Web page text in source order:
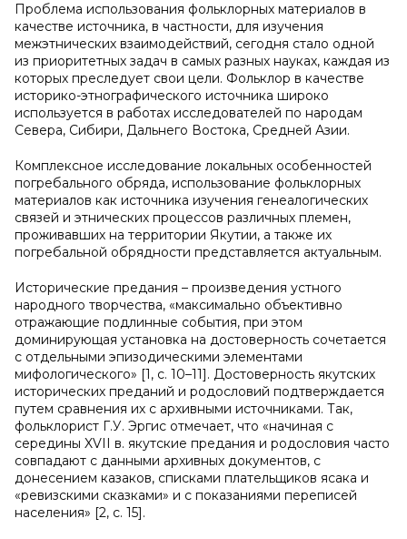
Проблема использования фольклорных материалов в
качестве источника, в частности, для изучения
межэтнических взаимодействий, сегодня стало одной
из приоритетных задач в самых разных науках, каждая из
которых преследует свои цели. Фольклор в качестве
историко-этнографического источника широко
используется в работах исследователей по народам
Севера, Сибири, Дальнего Востока, Средней Азии.
Комплексное исследование локальных особенностей
погребального обряда, использование фольклорных
материалов как источника изучения генеалогических
связей и этнических процессов различных племен,
проживавших на территории Якутии, а также их
погребальной обрядности представляется актуальным.
Исторические предания – произведения устного
народного творчества, «максимально объективно
отражающие подлинные события, при этом
доминирующая установка на достоверность сочетается
с отдельными эпизодическими элементами
мифологического» [1, с. 10–11]. Достоверность якутских
исторических преданий и родословий подтверждается
путем сравнения их с архивными источниками. Так,
фольклорист Г.У. Эргис отмечает, что «начиная с
середины XVII в. якутские предания и родословия часто
совпадают с данными архивных документов, с
донесением казаков, списками плательщиков ясака и
«ревизскими сказками» и с показаниями переписей
населения» [2, с. 15].